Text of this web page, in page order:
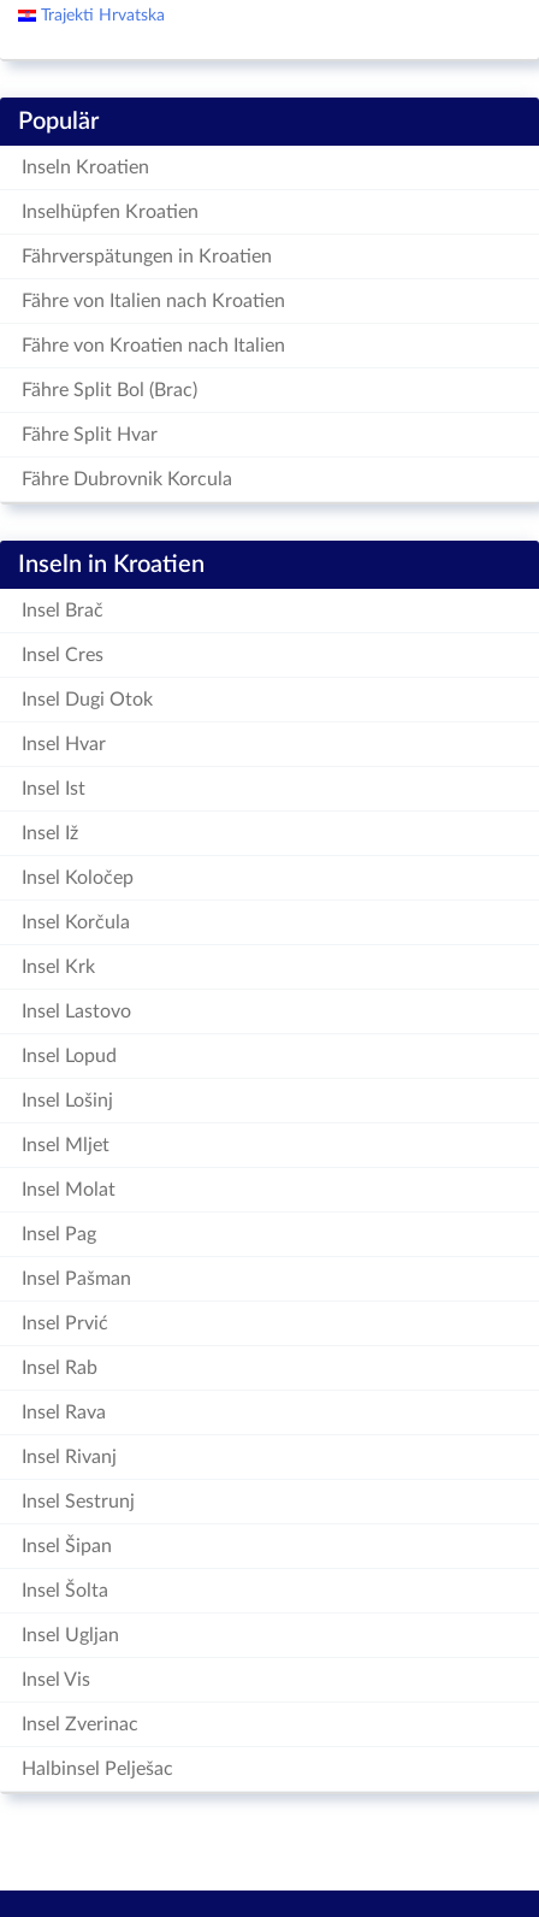
Trajekti Hrvatska
Populär
Inseln Kroatien
Inselhüpfen Kroatien
Fährverspätungen in Kroatien
Fähre von Italien nach Kroatien
Fähre von Kroatien nach Italien
Fähre Split Bol (Brac)
Fähre Split Hvar
Fähre Dubrovnik Korcula
Inseln in Kroatien
Insel Brač
Insel Cres
Insel Dugi Otok
Insel Hvar
Insel Ist
Insel Iž
Insel Koločep
Insel Korčula
Insel Krk
Insel Lastovo
Insel Lopud
Insel Lošinj
Insel Mljet
Insel Molat
Insel Pag
Insel Pašman
Insel Prvić
Insel Rab
Insel Rava
Insel Rivanj
Insel Sestrunj
Insel Šipan
Insel Šolta
Insel Ugljan
Insel Vis
Insel Zverinac
Halbinsel Pelješac